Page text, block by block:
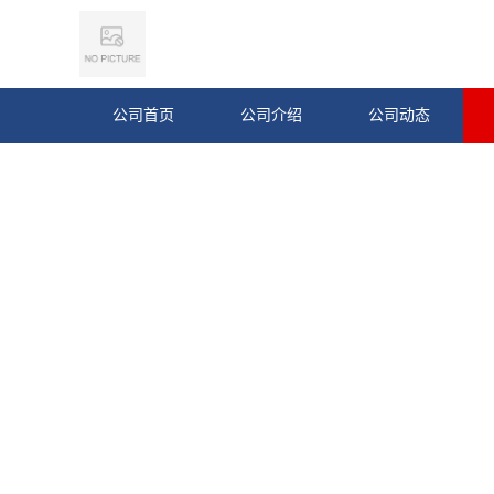
公司首页 公司介绍 公司动态